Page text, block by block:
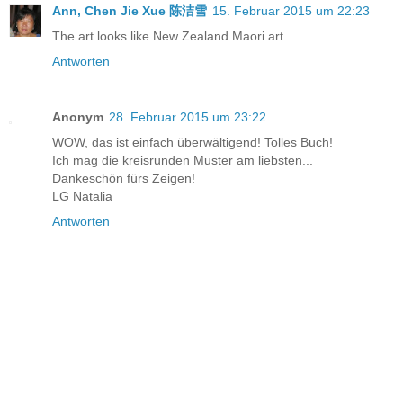
Ann, Chen Jie Xue 陈洁雪 15. Februar 2015 um 22:23
The art looks like New Zealand Maori art.
Antworten
Anonym 28. Februar 2015 um 23:22
WOW, das ist einfach überwältigend! Tolles Buch!
Ich mag die kreisrunden Muster am liebsten...
Dankeschön fürs Zeigen!
LG Natalia
Antworten